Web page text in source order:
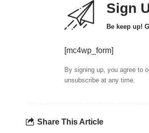
Sign
Be keep up!
[mc4wp_form]
By signing up, you agree to
unsubscribe at any time.
Share This Article